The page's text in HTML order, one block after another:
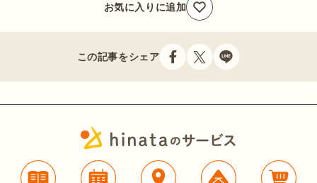
お気に入りに追加
この記事をシェア